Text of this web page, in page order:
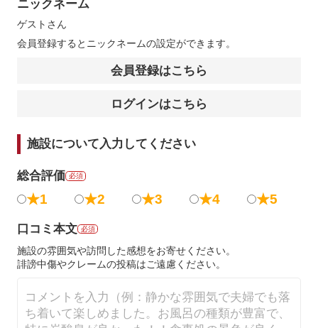
ニックネーム
ゲスト さん
会員登録するとニックネームの設定ができます。
会員登録はこちら
ログインはこちら
施設について入力してください
総合評価 必須
★1 ★2 ★3 ★4 ★5
口コミ本文 必須
施設の雰囲気や訪問した感想をお寄せください。
誹謗中傷やクレームの投稿はご遠慮ください。